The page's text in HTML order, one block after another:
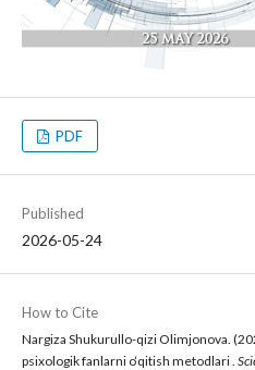
PDF
Published
2026-05-24
How to Cite
Nargiza Shukurullo-qizi Olimjonova.
psixologik fanlarni o‘qitish metodlari .